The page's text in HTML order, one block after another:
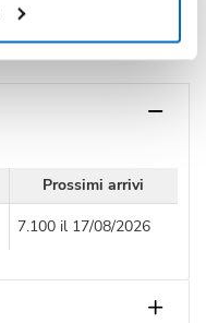
Prossimi arrivi
7.100 il 17/08/2026